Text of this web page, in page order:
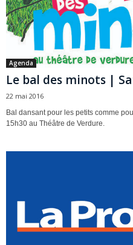
Agenda
Le bal des minots |
22 mai 2016
Bal dansant pour les petits comme
15h30 au Théâtre de Verdure.